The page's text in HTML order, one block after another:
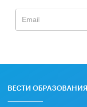
ВЕСТИ ОБРАЗОВАНИЯ